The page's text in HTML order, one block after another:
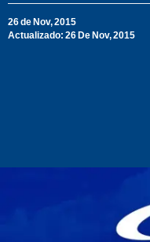
26 de Nov, 2015
Actualizado: 26 De Nov, 2015